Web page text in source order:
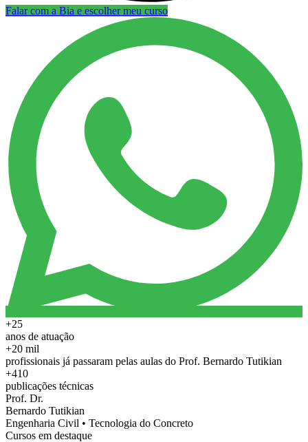
Falar com a Bia e escolher meu curso
+25
anos de atuação
+20 mil
profissionais já passaram pelas aulas do Prof. Bernardo Tutikian
+410
publicações técnicas
Prof. Dr.
Bernardo Tutikian
Engenharia Civil • Tecnologia do Concreto
Cursos em destaque